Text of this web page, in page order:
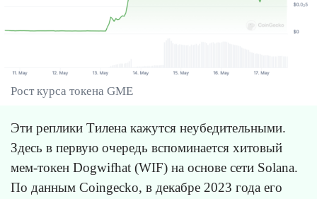
Рост курса токена GME
Эти реплики Тилена кажутся неубедительными.
Здесь в первую очередь вспоминается хитовый
мем-токен Dogwifhat (WIF) на основе сети Solana.
По данным Coingecko, в декабре 2023 года его